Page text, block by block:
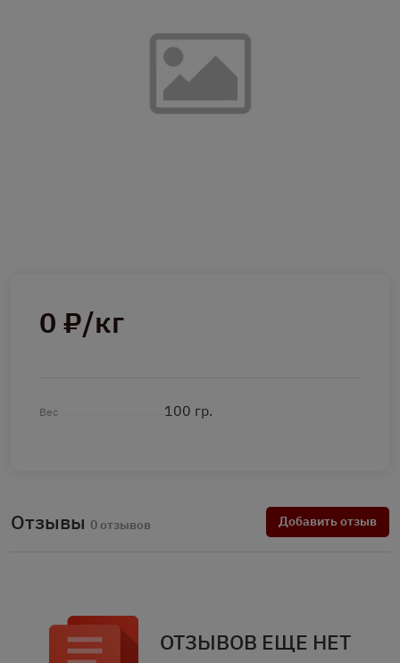
0 ₽/кг
Вес 100 гр.
Отзывы 0 отзывов Добавить отзыв
ОТЗЫВОВ ЕЩЕ НЕТ